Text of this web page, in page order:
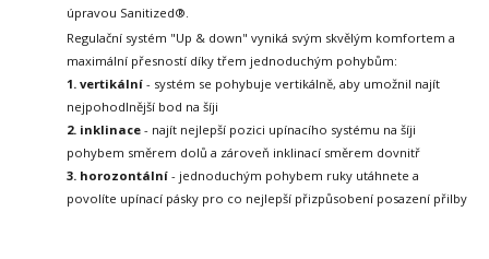
úpravou Sanitized®.
Regulační systém "Up & down" vyniká svým skvělým komfortem a
maximální přesností díky třem jednoduchým pohybům:
1. vertikální - systém se pohybuje vertikálně, aby umožnil najít
nejpohodlnější bod na šíji
2. inklinace - najít nejlepší pozici upínacího systému na šíji
pohybem směrem dolů a zároveň inklinací směrem dovnitř
3. horozontální - jednoduchým pohybem ruky utáhnete a
povolíte upínací pásky pro co nejlepší přizpůsobení posazení přilby